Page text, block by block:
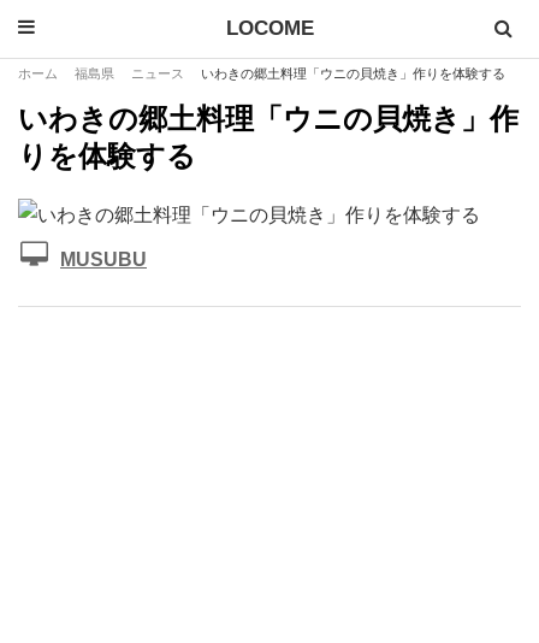
LOCOME
ホーム 福島県 ニュース いわきの郷土料理「ウニの貝焼き」作りを体験する
いわきの郷土料理「ウニの貝焼き」作
りを体験する
MUSUBU